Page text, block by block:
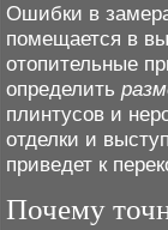
Ошибки в
помещается в
отопительные
определить
плинтусов и
отделки и
приведет к
Почему